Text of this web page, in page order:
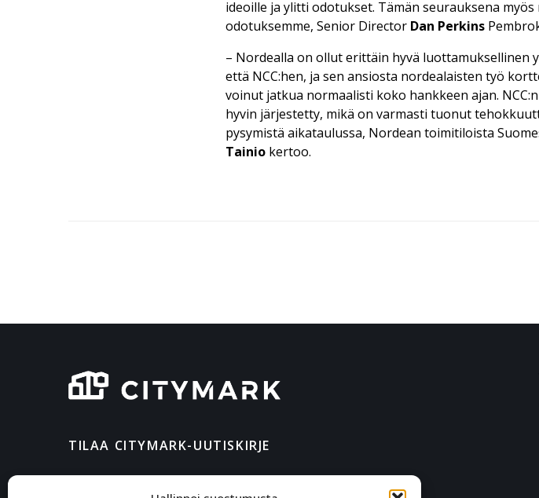
ideoille ja ylitti odotukset. Tämän seurauksena
odotuksemme, Senior Director Dan Perkins
– Nordealla on ollut erittäin hyvä luottamuksellinen
että NCC:hen, ja sen ansiosta nordealaisten työ
voinut jatkua normaalisti koko hankkeen ajan.
hyvin järjestetty, mikä on varmasti tuonut
pysymistä aikataulussa, Nordean toimitiloista
Tainio kertoo.
TILAA CITYMARK-UUTISKIRJE